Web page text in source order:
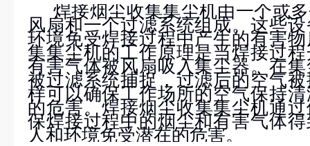
焊接烟尘收集集尘机由一个或多
风扇和一个过滤系统组成。这些
环境免受焊接过程中产生的有害
集集尘机的工作原理是当焊接过
有害气体被风扇吸入集尘器。在
被过滤系统捕捉，过滤后的空气
样可以确保工作场所的空气保持
的危害。焊接烟尘收集集尘机通
保焊接过程中的烟尘和有害气体
人和环境免受潜在的危害。